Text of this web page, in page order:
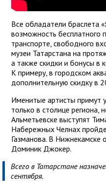
Все обладатели браслета
возможность бесплатного
транспорте, свободного
музеи Татарстана на
а также скидки и бонусы в
К примеру, в городском
дополнительную скидку в
Именитые артисты примут
только в столице региона,
Альметьевске выступят
Набережных Челнах
Газманова. В Нижнекамске
Доминик Джокер.
Всего в Татарстане
сентября.